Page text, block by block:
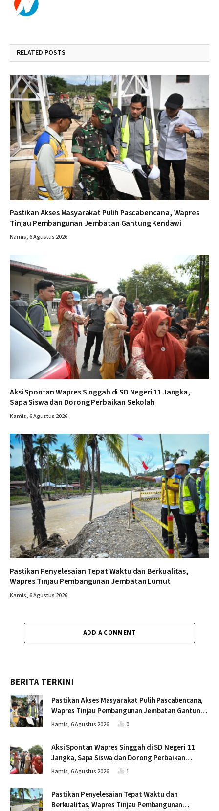
RELATED POSTS
Pastikan Akses Masyarakat Pulih Pascabencana, Wapres
Tinjau Pembangunan Jembatan Gantung Kendawi
Kamis, 6 Agustus 2026
Aksi Spontan Wapres Singgah di SD Negeri 11 Jangka,
Sapa Siswa dan Dorong Perbaikan Sekolah
Kamis, 6 Agustus 2026
Pastikan Penyelesaian Tepat Waktu dan Berkualitas,
Wapres Tinjau Pembangunan Jembatan Lumut
Kamis, 6 Agustus 2026
ADD A COMMENT
BERITA TERKINI
Pastikan Akses Masyarakat Pulih Pascabencana,
Wapres Tinjau Pembangunan Jembatan Gantung
Kendawi
Kamis, 6 Agustus 2026 0
Aksi Spontan Wapres Singgah di SD Negeri 11
Jangka, Sapa Siswa dan Dorong Perbaikan
Sekolah
Kamis, 6 Agustus 2026 1
Pastikan Penyelesaian Tepat Waktu dan
Berkualitas, Wapres Tinjau Pembangunan